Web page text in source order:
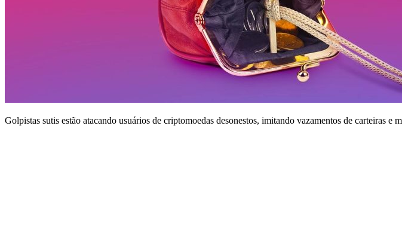
Golpistas sutis estão atacando usuários de criptomoedas desonestos, imitando vazamentos de carteiras e